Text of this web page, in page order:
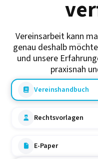
Vereinsarbeit kann
genau deshalb
und unsere
praxisnah
 Vereinshandbuch
 Rechtsvorlagen
 E-Paper